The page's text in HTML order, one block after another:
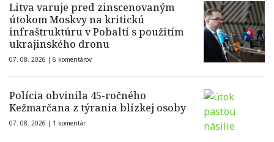
Litva varuje pred zinscenovaným
útokom Moskvy na kritickú
infraštruktúru v Pobaltí s použitím
ukrajinského dronu
07. 08. 2026 | 6 komentárov
Polícia obvinila 45-ročného
Kežmarčana z týrania blízkej osoby
07. 08. 2026 | 1 komentár